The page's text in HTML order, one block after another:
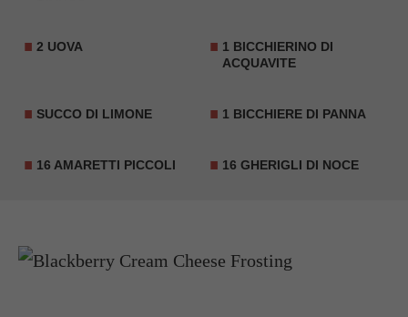
2 UOVA
1 BICCHIERINO DI
ACQUAVITE
SUCCO DI LIMONE 1 BICCHIERE DI PANNA
16 AMARETTI PICCOLI 16 GHERIGLI DI NOCE